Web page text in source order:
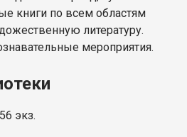
книги по всем областям
литературу.
мероприятия.
экз.